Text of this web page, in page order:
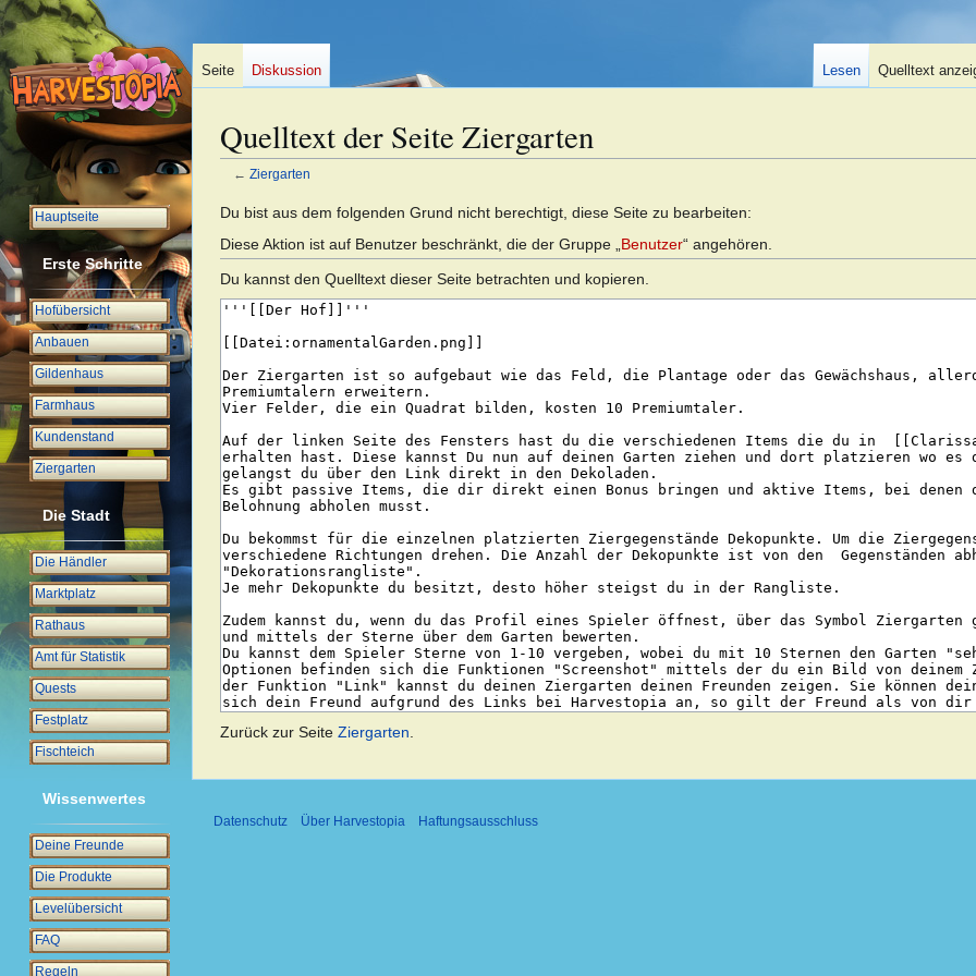
Quelltext der Seite Ziergarten
← Ziergarten
Zur
Navigation
springen
Zur
Suche
springen
Du bist aus dem folgenden Grund nicht berechtigt, diese Seite zu bearbeiten:
Diese Aktion ist auf Benutzer beschränkt, die der Gruppe „ Benutzer“ angehören.
Du kannst den Quelltext dieser Seite betrachten und kopieren.
Zurück zur Seite Ziergarten
Seite Diskussion Lesen Quelltext
Hauptseite
Erste Schritte
Hofübersicht
Anbauen
Gildenhaus
Farmhaus
Kundenstand
Ziergarten
Die Stadt
Die Händler
Marktplatz
Rathaus
Amt für Statistik
Quests
Festplatz
Fischteich
Wissenwertes
Deine Freunde
Die Produkte
Levelübersicht
FAQ
Regeln
Datenschutz Über Harvestopia Haftungsausschluss